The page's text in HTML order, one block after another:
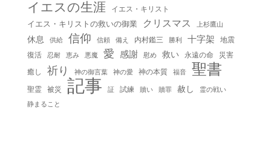
イエスの生涯
イエス・キリスト
イエス・キリストの救いの御業
クリスマス 上杉鷹山
休息 供給 信仰 信頼 備え 内村鑑三 勝利 十字架
地震
復活
忍耐 恵み 悪魔 愛 感謝 慰め 救い 永遠の命
災害
癒し
祈り 神の御言葉 神の愛 神の本質 福音 聖書
聖霊 被災 記事 証 試練 贖い 贖罪 赦し 霊の戦い
静まること